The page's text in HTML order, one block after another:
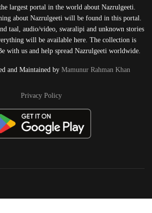
largest portal in the world about Nazrulgeeti.
about Nazrulgeeti will be found in this portal.
taal, audio/video, swaralipi and unknown stories
will be available here. The collection is
with us and help spread Nazrulgeeti worldwide.
and Maintained by Mamunur Rahman Khan
Privacy Policy